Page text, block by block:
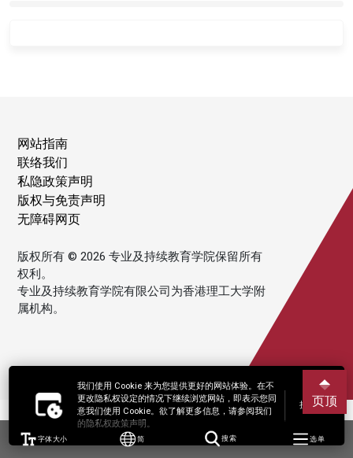
我们使用 Cookie 来为您提供更好的网站体验。在不
更改隐私权设定的情况下继续浏览网站，即表示您同
意我们使用 Cookie。欲了解更多信息，请参阅我们
的隐私权政策声明。
接受
字体大小 简 搜索 选单
网站指南
联络我们
私隐政策声明
版权与免责声明
无障碍网页
版权所有 © 2026 专业及持续教育学院保留所有
权利。
专业及持续教育学院有限公司为香港理工大学附
属机构。
页顶